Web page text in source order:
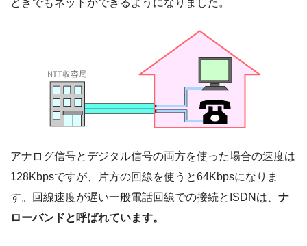
ときでもネットができるようになりました。
アナログ信号とデジタル信号の両方を使った場合の速度は
128Kbpsですが、片方の回線を使うと64Kbpsになりま
す。回線速度が遅い一般電話回線での接続とISDNは、 ナ
ローバンドと呼ばれています。